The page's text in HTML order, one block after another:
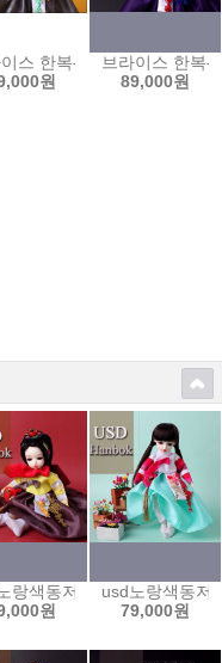
set / blm6_ob
고리와 레몬색치마set /
이스 한복- 자주빛저고리와
원
브라이스 한복-
89,000원
m01
저고리와 연하늘색치마set/
랑색동저고리와 갈색치마
원
usd노랑색동저
79,000원